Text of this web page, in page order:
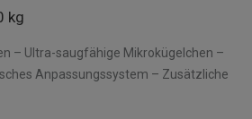
kg
– Ultra-saugfähige Mikrokügelchen –
Anpassungssystem – Zusätzliche